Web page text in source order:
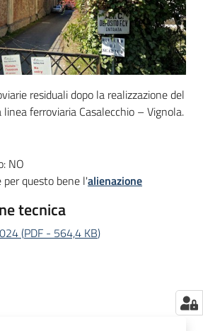
residuali dopo la realizzazione del
ferroviaria Casalecchio – Vignola.
NO
per questo bene l'alienazione
tecnica
(PDF - 564,4 KB)